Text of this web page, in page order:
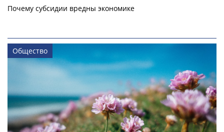
Почему субсидии вредны экономике
Общество